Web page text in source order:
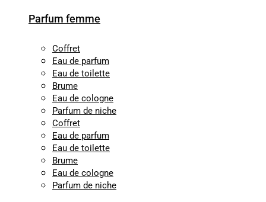
Parfum femme
Coffret
Eau de parfum
Eau de toilette
Brume
Eau de cologne
Parfum de niche
Coffret
Eau de parfum
Eau de toilette
Brume
Eau de cologne
Parfum de niche